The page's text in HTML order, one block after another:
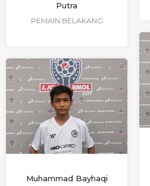
Putra
PEMAIN BELAKANG
Muhammad Bayhaqi